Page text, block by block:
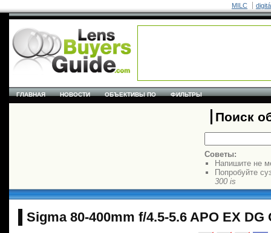
MILC
ГЛАВНАЯ НОВОСТИ ОБЪЕКТИВЫ ПО ФИЛЬТРЫ
Поиск
Советы:
Напишите не
Попробуйте
300 is
Sigma 80-400mm f/4.5-5.6 APO EX DG